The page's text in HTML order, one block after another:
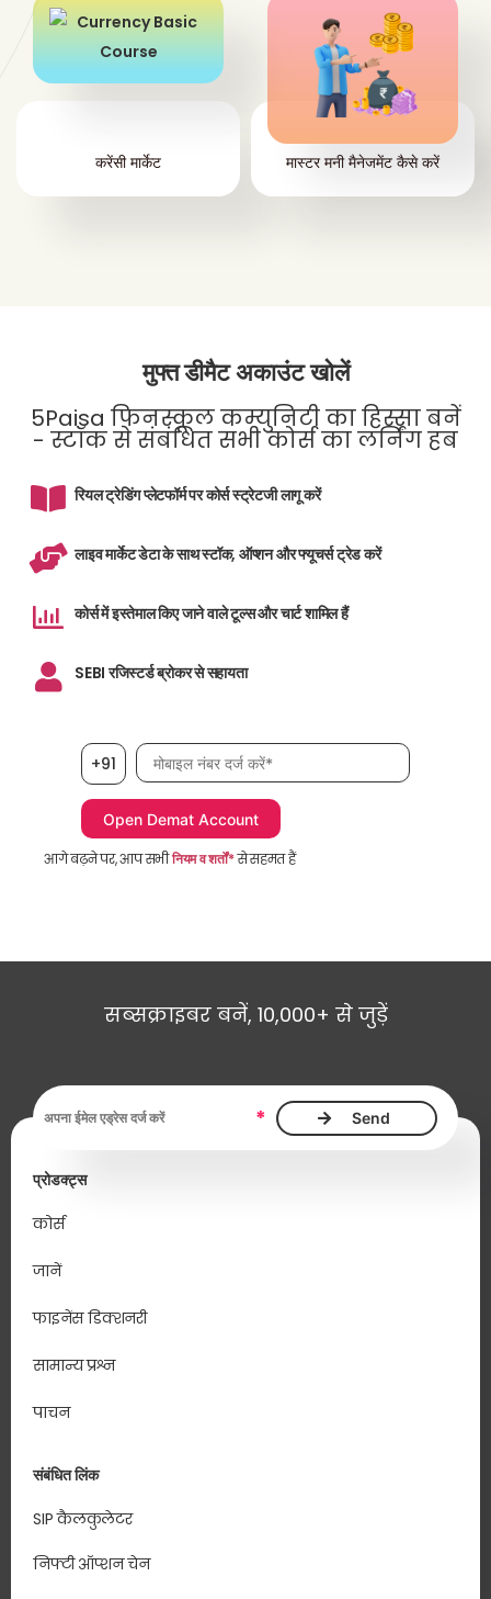
करेंसी मार्केट मास्टर मनी मैनेजमेंट कैसे करें
मुफ्त डीमैट अकाउंट खोलें
5Paisa फिनस्कूल कम्युनिटी का हिस्सा बनें
- स्टॉक से संबंधित सभी कोर्स का लर्निंग हब
रियल ट्रेडिंग प्लेटफॉर्म पर कोर्स स्ट्रेटजी लागू करें
लाइव मार्केट डेटा के साथ स्टॉक, ऑप्शन और फ्यूचर्स ट्रेड करें
कोर्स में इस्तेमाल किए जाने वाले टूल्स और चार्ट शामिल हैं
SEBI रजिस्टर्ड ब्रोकर से सहायता
+91 मोबाइल नंबर आवश्यक है
आगे बढ़ने पर, आप सभीनियम व शर्तों*से सहमत हैं
सब्सक्राइबर बनें, 10,000+ से जुड़ें
ईमेल एड्रेस आवश्यक है *
प्रोडक्ट्स
कोर्स
जानें
फाइनेंस डिक्शनरी
सामान्य प्रश्न
पाचन
संबंधित लिंक
SIP कैलकुलेटर
निफ्टी ऑप्शन चेन